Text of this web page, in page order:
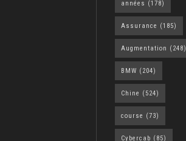
années (178)
Assurance (185)
Augmentation (248)
BMW (204)
Chine (524)
course (73)
Cybercab (85)